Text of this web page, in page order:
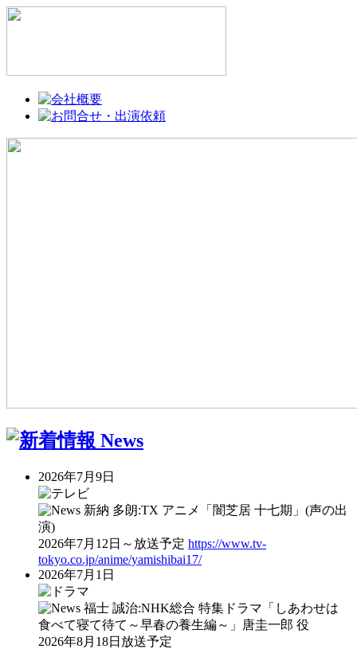
2026年7月9日
新納 多朗:TX アニメ「闇芝居 十七期」(声の出
演)
2026年7月12日～放送予定 https://www.tv-
tokyo.co.jp/anime/yamishibai17/
2026年7月1日
福士 誠治:NHK総合 特集ドラマ「しあわせは
食べて寝て待て～早春の養生編～」唐圭一郎 役
2026年8月18日放送予定